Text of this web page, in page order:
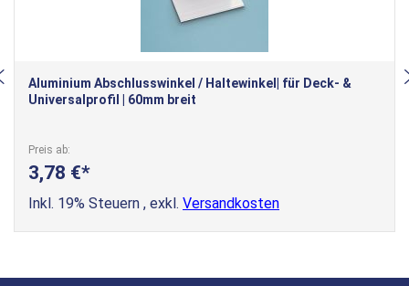
Aluminium Abschlusswinkel / Haltewinkel| für Deck- &
Universalprofil | 60mm breit
Preis ab
3,78 €
Inkl. 19% Steuern , exkl. Versandkosten